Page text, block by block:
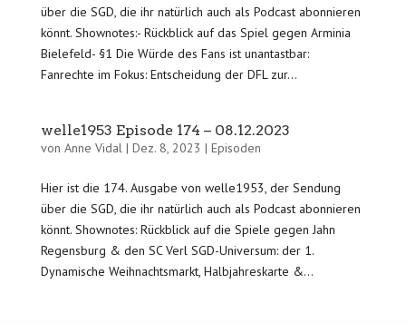
über die SGD, die ihr natürlich auch als Podcast abonnieren
könnt. Shownotes:- Rückblick auf das Spiel gegen Arminia
Bielefeld- §1 Die Würde des Fans ist unantastbar:
Fanrechte im Fokus: Entscheidung der DFL zur...
welle1953 Episode 174 – 08.12.2023
von Anne Vidal| Dez. 8, 2023 | Episoden
Hier ist die 174. Ausgabe von welle1953, der Sendung
über die SGD, die ihr natürlich auch als Podcast abonnieren
könnt. Shownotes: Rückblick auf die Spiele gegen Jahn
Regensburg & den SC Verl SGD-Universum: der 1.
Dynamische Weihnachtsmarkt, Halbjahreskarte &...